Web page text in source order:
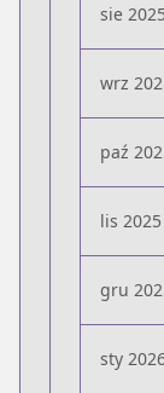
sie 2025
wrz
paź
lis 2025
gru
sty